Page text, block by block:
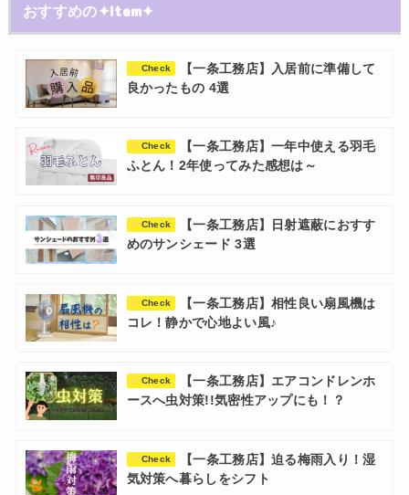
おすすめの✦Item✦
Check
【一条工務店】入居前に準備して
良かったもの 4選
Check
【一条工務店】一年中使える羽毛
ふとん！2年使ってみた感想は～
Check
【一条工務店】日射遮蔽におすす
めのサンシェード 3選
Check
【一条工務店】相性良い扇風機は
コレ！静かで心地よい風♪
Check
【一条工務店】エアコンドレンホ
ースへ虫対策!!気密性アップにも！？
Check
【一条工務店】迫る梅雨入り！湿
気対策へ暮らしをシフト